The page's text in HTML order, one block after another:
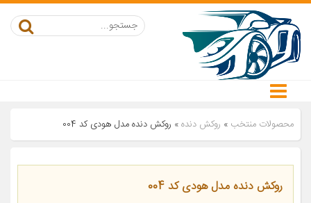
محصولات منتخب » روکش دنده» روکش دنده مدل هودی کد 004
روکش دنده مدل هودی کد 004